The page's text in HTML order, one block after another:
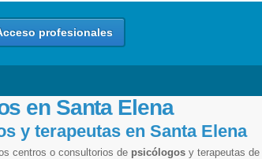
profesionales
en Santa Elena
y terapeutas en Santa Elena
centros o consultorios de psicólogos y terapeutas de